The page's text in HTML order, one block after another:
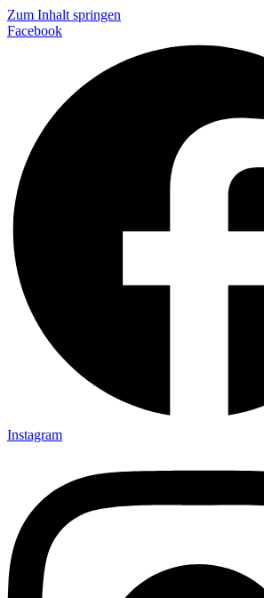
Zum Inhalt springen
Facebook
Instagram